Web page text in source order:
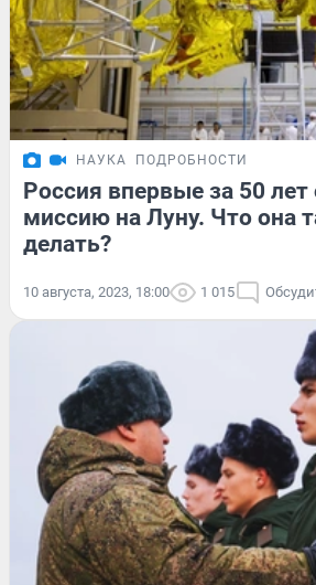
НАУКА ПОДРОБНОСТИ
Россия впервые за 50 лет
миссию на Луну. Что она
делать?
10 августа, 2023, 18:00 1 015